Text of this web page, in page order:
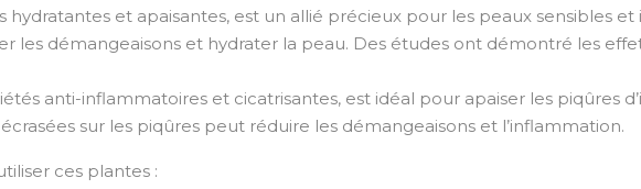
hydratantes et apaisantes, est un allié précieux pour les peaux sensibles
les démangeaisons et hydrater la peau. Des études ont démontré les
anti-inflammatoires et cicatrisantes, est idéal pour apaiser les piqûres
sur les piqûres peut réduire les démangeaisons et l’inflammation.
ces plantes :